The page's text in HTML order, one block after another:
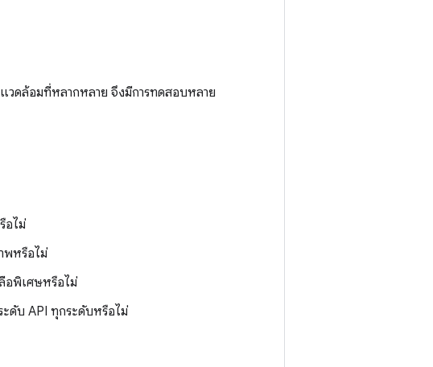
ดล้อมที่หลากหลาย จึงมีการทดสอบหลาย
อไม่
พหรือไม่
อพิเศษหรือไม่
ดับ API ทุกระดับหรือไม่